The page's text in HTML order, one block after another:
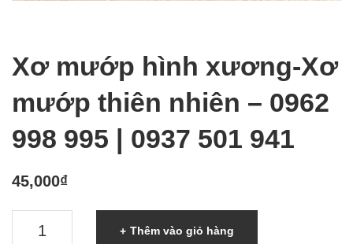
Xơ mướp hình xương-Xơ
mướp thiên nhiên – 0962
998 995 | 0937 501 941
45,000₫
Thêm vào giỏ hàng